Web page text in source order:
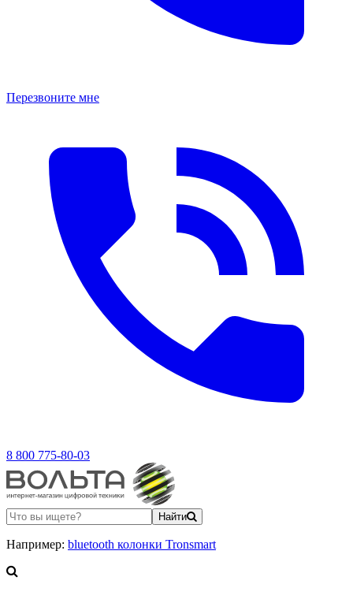
Перезвоните мне
8 800 775-80-03
Найти
Например: bluetooth колонки Tronsmart